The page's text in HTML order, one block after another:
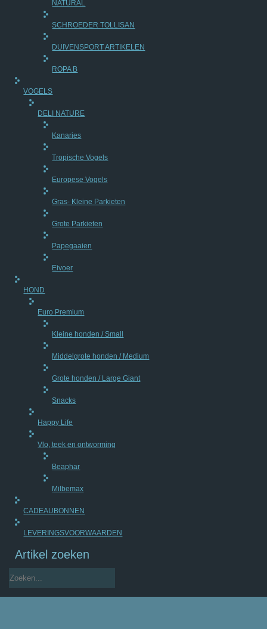
NATURAL
SCHROEDER TOLLISAN
DUIVENSPORT ARTIKELEN
ROPA B
VOGELS
DELI NATURE
Kanaries
Tropische Vogels
Europese Vogels
Gras- Kleine Parkieten
Grote Parkieten
Papegaaien
Eivoer
HOND
Euro Premium
Kleine honden / Small
Middelgrote honden / Medium
Grote honden / Large Giant
Snacks
Happy Life
Vlo, teek en ontworming
Beaphar
Milbemax
CADEAUBONNEN
LEVERINGSVOORWAARDEN
Artikel zoeken